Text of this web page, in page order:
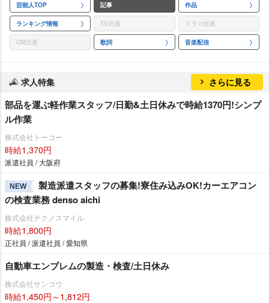
芸能人TOP 記事 作品
ランキング情報 TV出演 ドラマ出演
CM出演 歌詞 音楽配信
求人特集 さらに見る
部品を運ぶ軽作業スタッフ/日勤&土日休みで時給1370円!シンプ
ル作業
株式会社トーコー
時給1,370円
派遣社員 / 大阪府
NEW
製造派遣スタッフの募集!寮住み込みOK!カーエアコン
の検査業務 denso aichi
株式会社テクノスマイル
時給1,800円
正社員 / 派遣社員 / 愛知県
自動車エンブレムの製造・検査/土日休み
株式会社サンコウ
時給1,450円～1,812円